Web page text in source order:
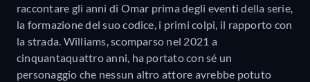
raccontare gli anni di Omar prima degli eventi della serie,
la formazione del suo codice, i primi colpi, il rapporto con
la strada. Williams, scomparso nel 2021 a
cinquantaquattro anni, ha portato con sé un
personaggio che nessun altro attore avrebbe potuto